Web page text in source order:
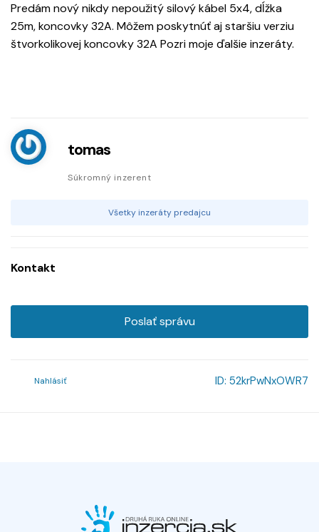
Predám nový nikdy nepoužitý silový kábel 5x4, dĺžka
25m, koncovky 32A. Môžem poskytnúť aj staršiu verziu
štvorkolikovej koncovky 32A Pozri moje ďalšie inzeráty.
tomas
Súkromný inzerent
Všetky inzeráty predajcu
Kontakt
Poslať správu
Nahlásiť ID: 52krPwNxOWR7